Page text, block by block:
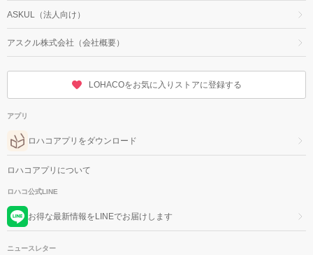
ASKUL（法人向け）
アスクル株式会社（会社概要）
LOHACOをお気に入りストアに登録する
アプリ
ロハコアプリをダウンロード
ロハコアプリについて
ロハコ公式LINE
お得な最新情報をLINEでお届けします
ニュースレター